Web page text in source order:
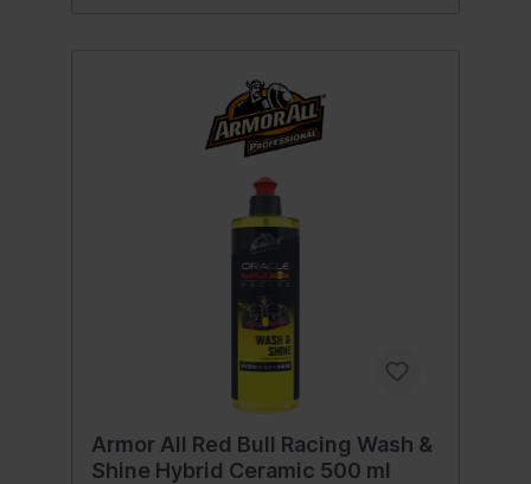
Armor All Red Bull Racing Wash &
Shine Hybrid Ceramic 500 ml